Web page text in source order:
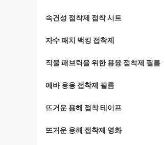
속건성 접착제 접착 시트
자수 패치 백킹 접착제
직물 패브릭을 위한 용융 접착제 필름
에바 용융 접착제 필름
뜨거운 용해 접착 테이프
뜨거운 용해 접착제 영화